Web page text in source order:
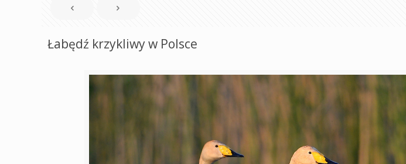
Łabędź krzykliwy w Polsce